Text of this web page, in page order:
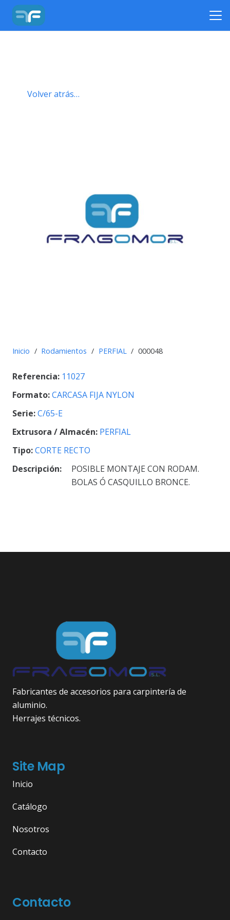
Volver atrás…
Inicio / Rodamientos / PERFIAL / 000048
Referencia: 11027
Formato:CARCASA FIJA NYLON
Serie:C/65-E
Extrusora / Almacén: PERFIAL
Tipo:CORTE RECTO
Descripción:
POSIBLE MONTAJE CON RODAM.
BOLAS Ó CASQUILLO BRONCE.
Fabricantes de accesorios para carpintería de
aluminio.
Herrajes técnicos.
Site Map
Inicio
Catálogo
Nosotros
Contacto
Contacto